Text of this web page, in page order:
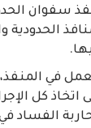
سفوان
الحدودية
في
كل
الفساد